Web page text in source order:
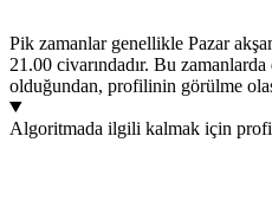
Pik zamanlar genellikle Pazar
21.00 civarındadır. Bu
olduğundan, profilinin görülme
Algoritmada ilgili kalmak için